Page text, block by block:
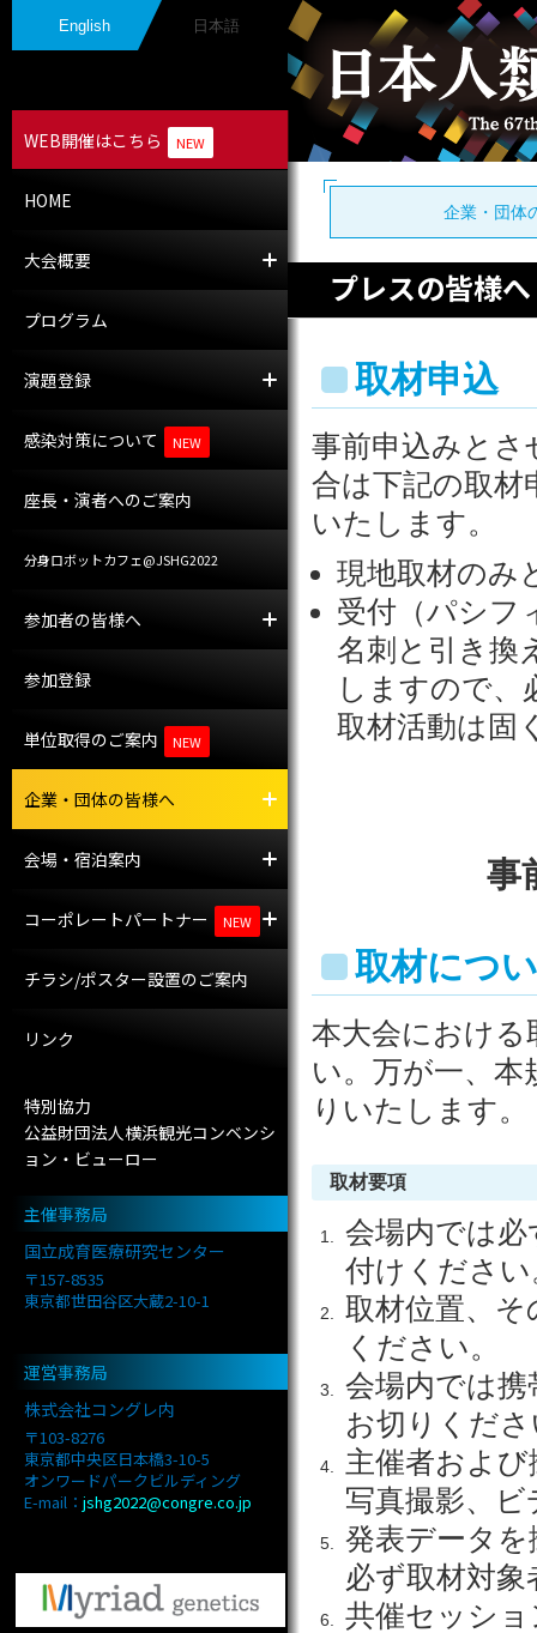
企業・団体
プレスの皆様へ
取材申込
事前申込みと
合は下記の取材
いたします。
現地取材のみ
受付（パシフ
名刺と引き換
しますので、
取材活動は固
事
取材につ
本大会における
い。万が一、
りいたします。
取材要項
会場内では
付けください
取材位置、
ください。
会場内では
お切りくだ
主催者およ
写真撮影、
発表データ
必ず取材対
共催セッシ
English 日本語
WEB開催はこちら NEW
HOME
大会概要 大会長挨拶
開催概要
プログラム
演題登録 演題募集
採択演題
感染対策について NEW
座長・演者へのご案内
分身ロボットカフェ@JSHG2022
参加者の皆様へ 参加者への案内
託児室
参加登録
単位取得のご案内 NEW
企業・団体の皆様へ
会場・宿泊案内
コーポレートパートナー NEW
チラシ/ポスター設置のご案内
リンク
特別協力
公益財団法人横浜観光コンベンシ
ョン・ビューロー
主催事務局
国立成育医療研究センター
〒157-8535
東京都世田谷区大蔵2-10-1
運営事務局
株式会社コングレ内
〒103-8276
東京都中央区日本橋3-10-5
オンワードパークビルディング
E-mail： jshg2022@congre.co.jp